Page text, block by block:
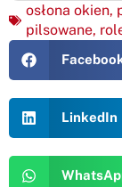
osłona okien,
pilsowane,
LinkedIn